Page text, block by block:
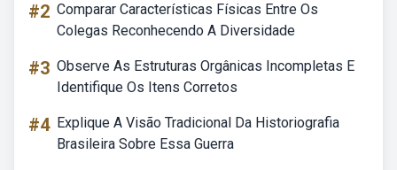
#2 Comparar Características Físicas Entre Os
Colegas Reconhecendo A Diversidade
#3 Observe As Estruturas Orgânicas Incompletas E
Identifique Os Itens Corretos
#4 Explique A Visão Tradicional Da Historiografia
Brasileira Sobre Essa Guerra